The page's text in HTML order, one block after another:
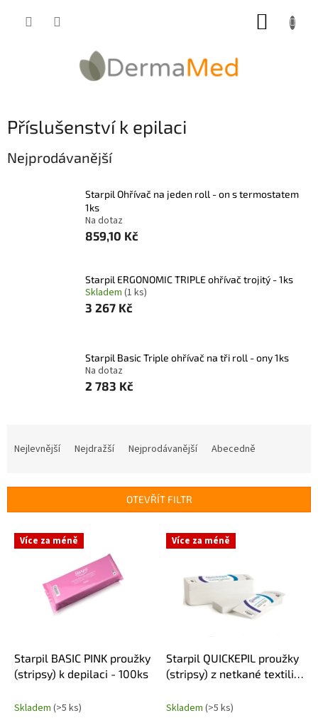
Příslušenství k epilaci
Nejprodávanější
Starpil Ohřívač na jeden roll - on s termostatem
1ks
Na dotaz
859,10 Kč
Starpil ERGONOMIC TRIPLE ohřívač trojitý - 1ks
Skladem (1 ks)
3 267 Kč
Starpil Basic Triple ohřívač na tři roll - ony 1ks
Na dotaz
2 783 Kč
í
Nejlevnější Nejdražší Nejprodávanější Abecedně
OTEVŘÍT FILTR
V Více za méně
Starpil BASIC PINK proužky
(stripsy) k depilaci - 100ks
Skladem (>5 ks)
Více za méně
Starpil QUICKEPIL proužky
(stripsy) z netkané textilie
Skladem (>5 ks)